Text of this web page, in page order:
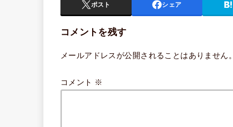
ポスト シェア
コメントを残す
メールアドレスが公開されることはありません。
コメント ※